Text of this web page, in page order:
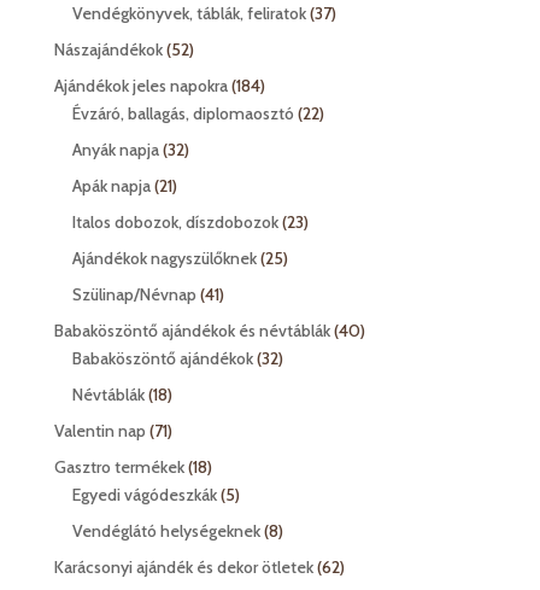
Vendégkönyvek, táblák, feliratok 3737
Nászajándékok 5252
termék
Ajándékok jeles napokra 184184
termék
Évzáró, ballagás, diplomaosztó 2222
Anyák napja 3232
Apák napja 2121
termék
Italos dobozok, díszdobozok 2323
Ajándékok nagyszülőknek 2525
Szülinap/Névnap 4141
termék
Babaköszöntő ajándékok és névtáblák 4040
Babaköszöntő ajándékok 3232
Névtáblák 1818
termék
Valentin nap 7171
termék
Gasztro termékek 1818
termék
Egyedi vágódeszkák 55
termék
Vendéglátó helységeknek 88
termék
Karácsonyi ajándék és dekor ötletek 6262